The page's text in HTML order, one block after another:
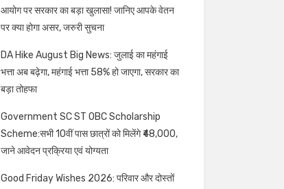
आयोग पर सरकार का बड़ा खुलासा! जानिए आपके वेतन
पर क्या होगा असर, जरुरी सुचना
DA Hike August Big News: जुलाई का महंगाई
भत्ता अब बढ़ेगा, महंगाई भत्ता 58% हो जाएगा, सरकार का
बड़ा तोहफा
Government SC ST OBC Scholarship
Scheme:सभी 10वीं पास छात्रों को मिलेंगे ₹48,000,
जाने आवेदन प्रक्रिया एवं योग्यता
Good Friday Wishes 2026: परिवार और दोस्तों